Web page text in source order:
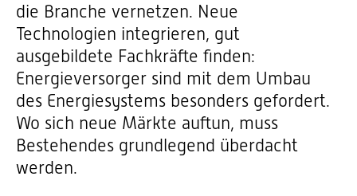
die Branche vernetzen. Neue
Technologien integrieren, gut
ausgebildete Fachkräfte finden:
Energieversorger sind mit dem Umbau
des Energiesystems besonders gefordert.
Wo sich neue Märkte auftun, muss
Bestehendes grundlegend überdacht
werden.